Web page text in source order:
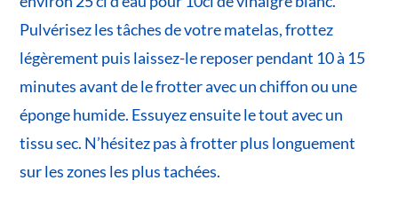
Pulvérisez les tâches de votre matelas, frottez
légèrement puis laissez-le reposer pendant 10 à 15
minutes avant de le frotter avec un chiffon ou une
éponge humide. Essuyez ensuite le tout avec un
tissu sec. N’hésitez pas à frotter plus longuement
sur les zones les plus tachées.